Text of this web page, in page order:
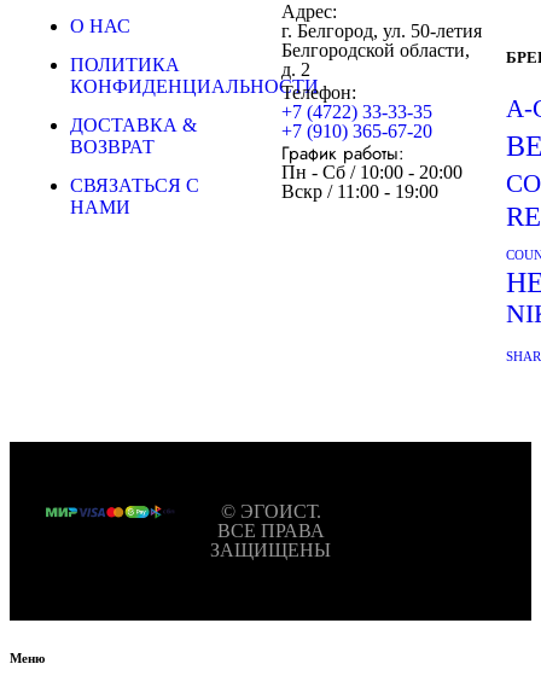
О НАС
ПОЛИТИКА
КОНФИДЕНЦИАЛЬНОСТИ
ДОСТАВКА &
ВОЗВРАТ
СВЯЗАТЬСЯ С
НАМИ
Адрес:
г. Белгород, ул. 50-летия
Белгородской области,
д. 2
Телефон:
+7 (4722) 33-33-35
+7 (910) 365-67-20
График работы:
Пн - Сб / 10:00 - 20:00
Вскр / 11:00 - 19:00
A-
© ЭГОИСТ.
ВСЕ ПРАВА
ЗАЩИЩЕНЫ
Меню